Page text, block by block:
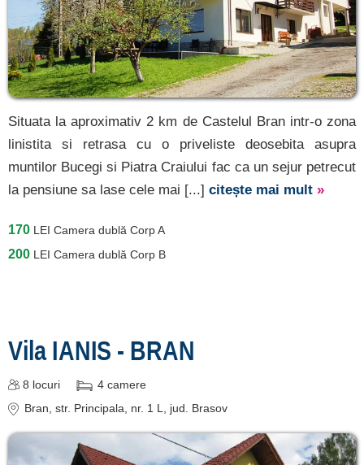
Situata la aproximativ 2 km de Castelul Bran intr-o zona
linistita si retrasa cu o priveliste deosebita asupra
muntilor Bucegi si Piatra Craiului fac ca un sejur petrecut
la pensiune sa lase cele mai [...] citește mai mult »
170 LEI Camera dublă Corp A
200 LEI Camera dublă Corp B
Vila IANIS - BRAN
8 locuri 4 camere
Bran, str. Principala, nr. 1 L, jud. Brasov